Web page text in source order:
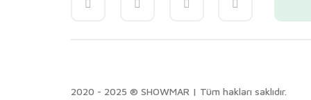
2020 - 2025 ® SHOWMAR | Tüm hakları saklıdır.